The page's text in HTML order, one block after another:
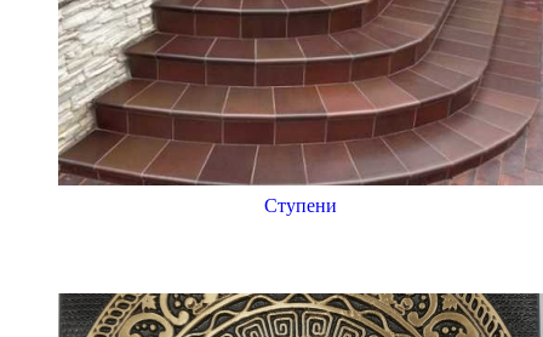
Ступени